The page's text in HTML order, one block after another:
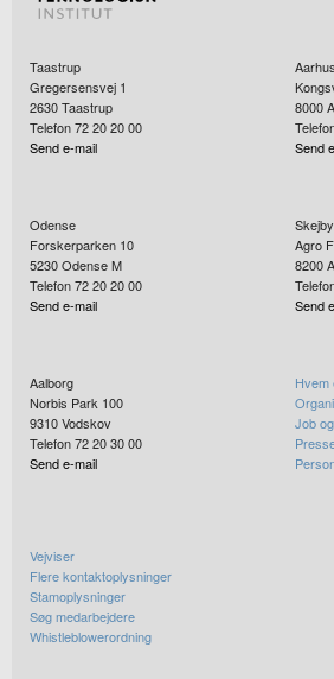
Taastrup
Gregersensvej 1
2630Taastrup
Telefon 72 20 20 00
Send e-mail
Aarhus
8000
Send
Odense
Forskerparken 10
5230Odense M
Telefon 72 20 20 00
Send e-mail
Skejby
Agro
8200
Send
Aalborg
Norbis Park 100
9310Vodskov
Telefon 72 20 30 00
Send e-mail
Hvem
Job
Vejviser
Flere kontaktoplysninger
Stamoplysninger
Søg medarbejdere
Whistleblowerordning